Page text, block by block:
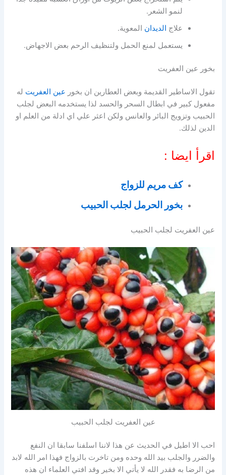
لنمو الشعر.
علاج الديدان المعوية.
يستعمل لمنع الحمل ولتنظيف الرحم بعض الاجهاض.
بخور عين العفريت
تقول الاساطير القديمة وبعض العطارين ان بخور عين العفريت له
مفعول كبير في ابطال السحر والحسد لذا يستخدمه البعض لجلب
الحبيب وتزويج البائر والعانس ولكن اعثر علي اي ادلة من العلم او
الدين لذلك.
اقرأ ايضا :
كف مريم للزواج
بخور الحرمل لجلب الحبيب
عين العفريت لجلب الحبيب
عين العفريت لجلب الحبيب
احب الا اطيل في الحديث عن هذا لاننا اسلفنا سابقا ان النفع
والضرر والجلب بيد الله وحده ومن تاخرت بالزواج فهذا امر الله لابد
من الرضا به فقدر الله لا يأتي الا بخير وقد افتي العلماء ان هذه